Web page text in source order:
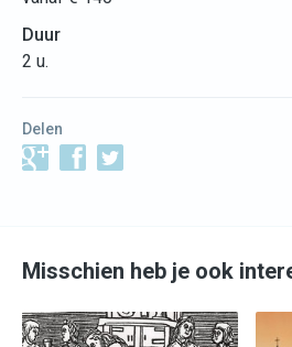
Duur
2 u.
Delen
Misschien heb je ook